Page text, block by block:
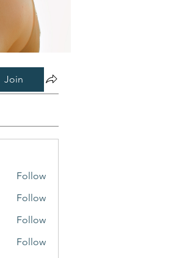
Join
Follow
Follow
Follow
Follow